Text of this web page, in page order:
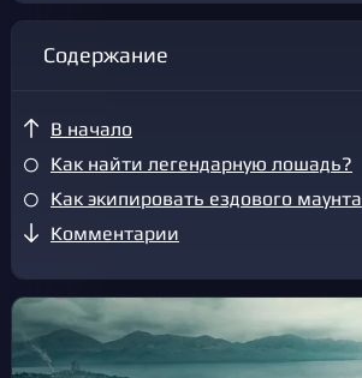
Содержание
В начало
Как найти легендарную лошадь?
Как экипировать ездового маунта
Комментарии